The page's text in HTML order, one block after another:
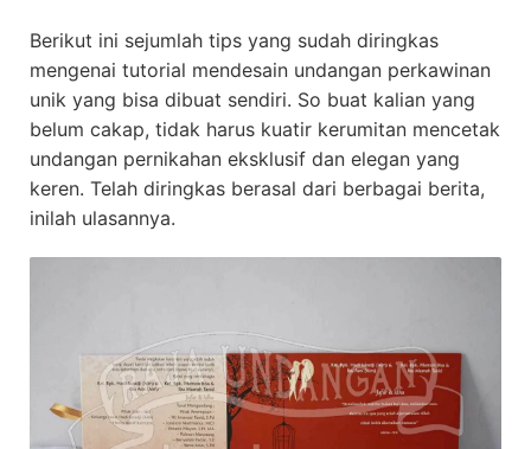
Berikut ini sejumlah tips yang sudah diringkas
mengenai tutorial mendesain undangan perkawinan
unik yang bisa dibuat sendiri. So buat kalian yang
belum cakap, tidak harus kuatir kerumitan mencetak
undangan pernikahan eksklusif dan elegan yang
keren. Telah diringkas berasal dari berbagai berita,
inilah ulasannya.